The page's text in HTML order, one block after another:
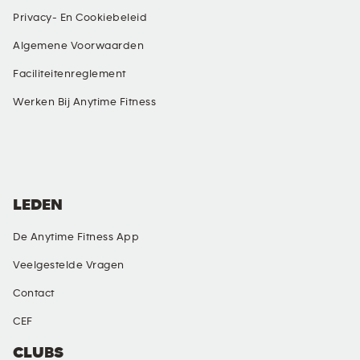
Privacy- En Cookiebeleid
Algemene Voorwaarden
Faciliteitenreglement
Werken Bij Anytime Fitness
CLUBS
LEDEN
De Anytime Fitness App
Veelgestelde Vragen
Contact
CEF